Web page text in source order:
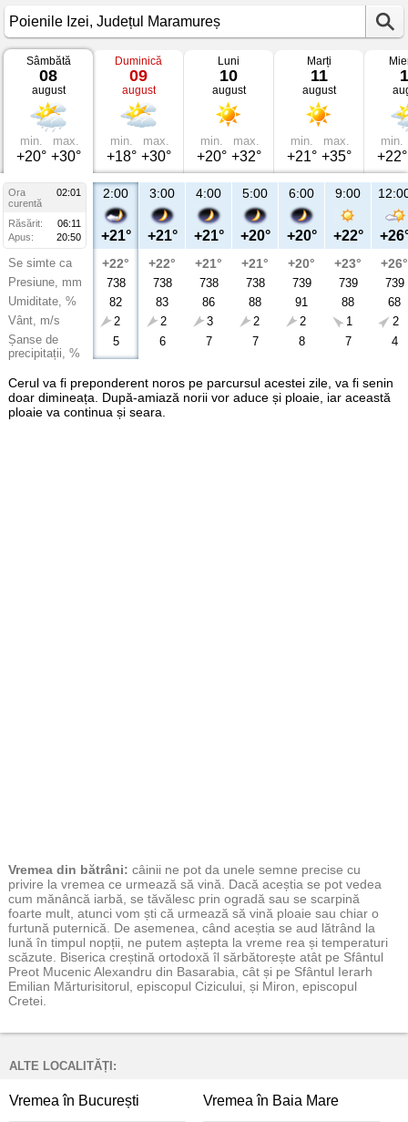
Vremea
Poienile
Județul
Maramureș
Sâmbătă
08
august
min.
+20°
max.
+30°
Duminică
09
august
min.
+18°
max.
+30°
Luni
10
august
min.
+20°
max.
+32°
Marți
11
august
min.
+21°
max.
+35°
min.
+22°
Ora
02:01
curentă
Răsărit:
06:11
Apus:
20:50
Se simte ca
Presiune, mm
Umiditate, %
Vânt, m/s
Șanse de
precipitații, %
2:00
+21°
+22°
738
82
2
5
3:00
+21°
+22°
738
83
2
6
4:00
+21°
+21°
738
86
3
7
5:00
+20°
+21°
738
88
2
7
6:00
+20°
+20°
739
91
2
8
9:00
+22°
+23°
739
88
1
7
+26°
739
68
2
4
Cerul va fi preponderent noros pe parcursul acestei zile, va fi senin
doar dimineața. După-amiază norii vor aduce și ploaie, iar această
ploaie va continua și seara.
Vremea din bătrâni: câinii ne pot da unele semne precise cu
privire la vremea ce urmează să vină. Dacă aceștia se pot vedea
cum mănâncă iarbă, se tăvălesc prin ogradă sau se scarpină
foarte mult, atunci vom ști că urmează să vină ploaie sau chiar o
furtună puternică. De asemenea, când aceștia se aud lătrând la
lună în timpul nopții, ne putem aștepta la vreme rea și temperaturi
scăzute. Biserica creștină ortodoxă îl sărbătorește atât pe Sfântul
Preot Mucenic Alexandru din Basarabia, cât și pe Sfântul Ierarh
Emilian Mărturisitorul, episcopul Cizicului, și Miron, episcopul
Cretei.
ALTE LOCALITĂȚI:
Vremea în București Vremea în Baia Mare